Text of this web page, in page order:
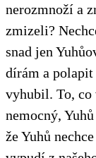
nerozmnoží a
zmizeli?
snad jen
dírám a polapit
vyhubil. To, co
nemocný,
že Yuhů